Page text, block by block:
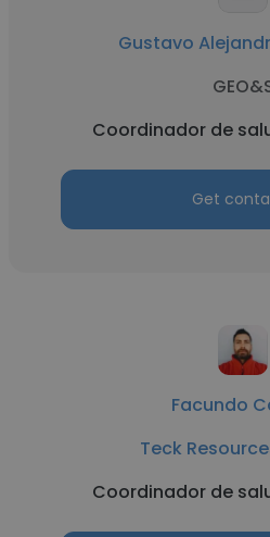
Gustavo
Coordinador de
Get
Facundo
Teck
Coordinador de